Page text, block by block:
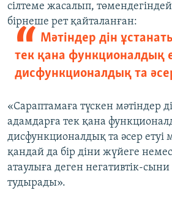
сілтеме жасалып,
бірнеше рет қайталанған:
Мәтіндер дін
тек қана функционалдық
дисфункционалдық та
«Сараптамаға түскен мәтіндер
адамдарға тек қана
дисфункционалдық та әсер
қандай да бір діни жүйеге
атаулыға деген негативтік-сыни
тудырады».